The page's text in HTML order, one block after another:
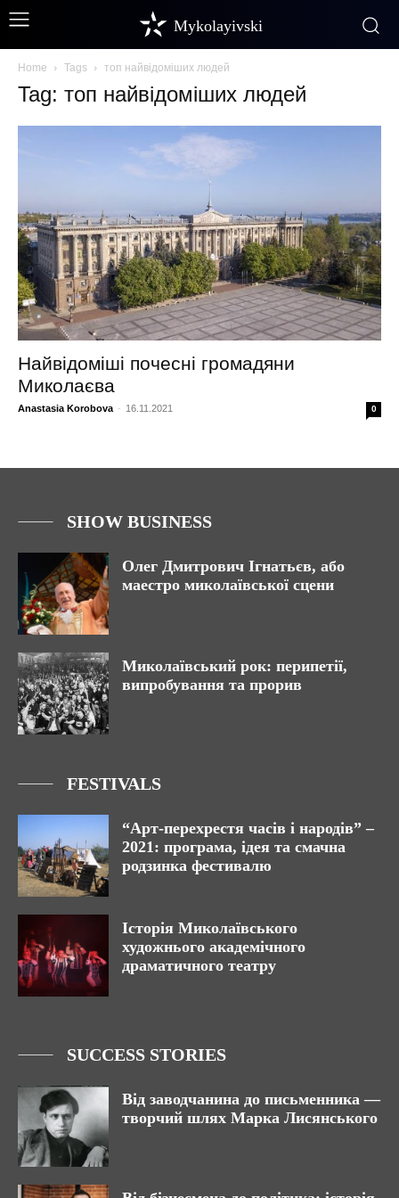
Mykolayivski
Home Tags топ найвідоміших людей
Tag: топ найвідоміших людей
Найвідоміші почесні громадяни
Миколаєва
Anastasia Korobova - 16.11.2021 0
SHOW BUSINESS
Олег Дмитрович Ігнатьєв, або
маестро миколаївської сцени
Миколаївський рок: перипетії,
випробування та прорив
FESTIVALS
“Арт-перехрестя часів і народів” –
2021: програма, ідея та смачна
родзинка фестивалю
Історія Миколаївського
художнього академічного
драматичного театру
SUCCESS STORIES
Від заводчанина до письменника —
творчий шлях Марка Лисянського